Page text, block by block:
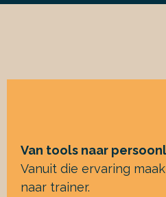
Van tools naar
Vanuit die ervaring
naar trainer.